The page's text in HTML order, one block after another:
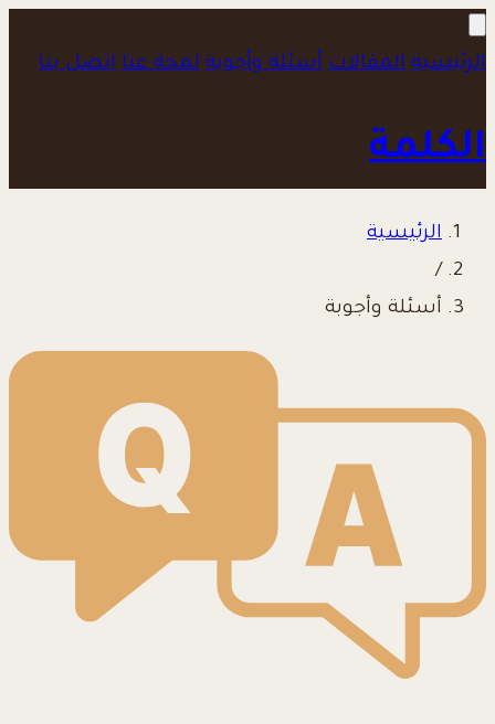
الرئيسية المقالات أسئلة وأجوبة لمحة عنا اتصل بنا
الكلمة
الرئيسية
/
أسئلة وأجوبة